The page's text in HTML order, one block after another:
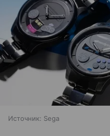
Источник: Sega